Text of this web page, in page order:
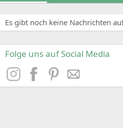
Es gibt noch keine Nachrichten
Folge uns auf Social Media